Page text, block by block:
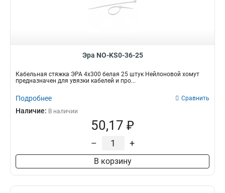
Эра NO-KS0-36-25
Кабельная стяжка ЭРА 4x300 белая 25 штук Нейлоновой хомут
предназначен для увязки кабелей и про...
Подробнее Сравнить
Наличие: В наличии
50,17 ₽
– +
В корзину